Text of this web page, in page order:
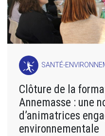
SANTÉ-
Clôture de la
Annemasse : une
d’animatrices
environnementale